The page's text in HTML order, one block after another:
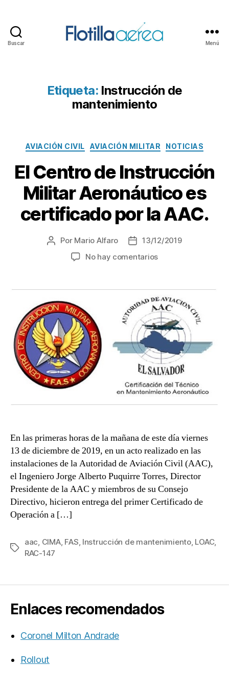
Buscar Menú
Etiqueta: Instrucción de
mantenimiento
Categorías
AVIACIÓN CIVIL AVIACIÓN MILITAR NOTICIAS
El Centro de Instrucción
Militar Aeronáutico es
certificado por la AAC.
Autor
Por Mario Alfaro
Fecha13/12/2019
No hay comentariosen
de
Instrucción
Militar
Aeronáutico
es
certificado
por
la
AAC.
En las primeras horas de la mañana de este día viernes
13 de diciembre de 2019, en un acto realizado en las
instalaciones de la Autoridad de Aviación Civil (AAC),
el Ingeniero Jorge Alberto Puquirre Torres, Director
Presidente de la AAC y miembros de su Consejo
Directivo, hicieron entrega del primer Certificado de
Operación a […]
Etiquetas
aac CIMA, FAS Instrucción de mantenimiento, LOAC,
RAC-147
Enlaces recomendados
Coronel Milton Andrade
Rollout